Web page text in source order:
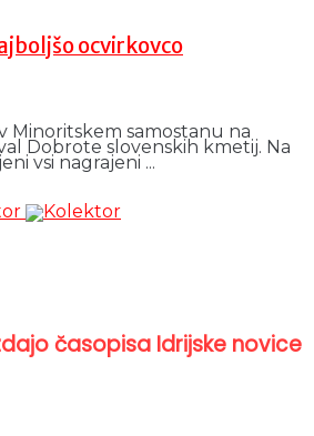
ocvirkovco
Minoritskem samostanu na
Dobrote slovenskih kmetij. Na
vsi nagrajeni ...
časopisa Idrijske novice